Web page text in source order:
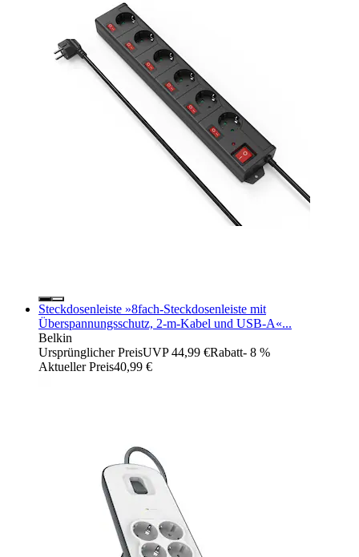
Steckdosenleiste »8fach-Steckdosenleiste mit
Überspannungsschutz, 2-m-Kabel und USB-A«...
Belkin
Ursprünglicher PreisUVP 44,99 €Rabatt- 8 %
Aktueller Preis40,99 €